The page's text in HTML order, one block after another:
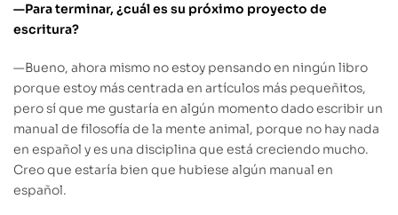
—Para terminar, ¿cuál es su próximo proyecto de
escritura?
—Bueno, ahora mismo no estoy pensando en ningún libro
porque estoy más centrada en artículos más pequeñitos,
pero sí que me gustaría en algún momento dado escribir un
manual de filosofía de la mente animal, porque no hay nada
en español y es una disciplina que está creciendo mucho.
Creo que estaría bien que hubiese algún manual en
español.